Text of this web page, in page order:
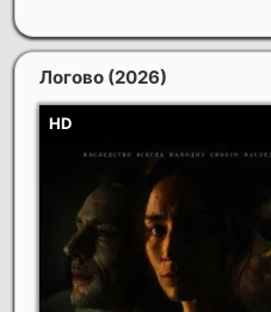
Логово (2026)